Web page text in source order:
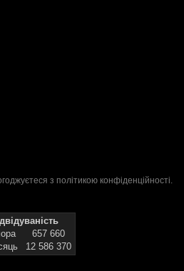
з політикою конфіденційності.
657 660
12 586 370